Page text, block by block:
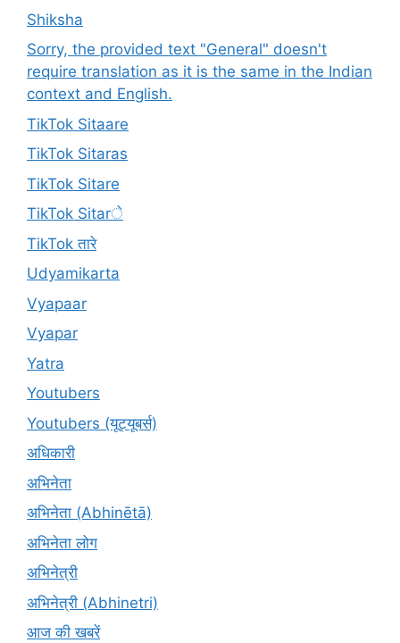
Shiksha
Sorry, the provided text "General" doesn't
require translation as it is the same in the Indian
context and English.
TikTok Sitaare
TikTok Sitaras
TikTok Sitare
TikTok Sitarे
TikTok तारे
Udyamikarta
Vyapaar
Vyapar
Yatra
Youtubers
Youtubers (यूट्यूबर्स)
अधिकारी
अभिनेता
अभिनेता (Abhinētā)
अभिनेता लोग
अभिनेत्री
अभिनेत्री (Abhinetri)
आज की खबरें